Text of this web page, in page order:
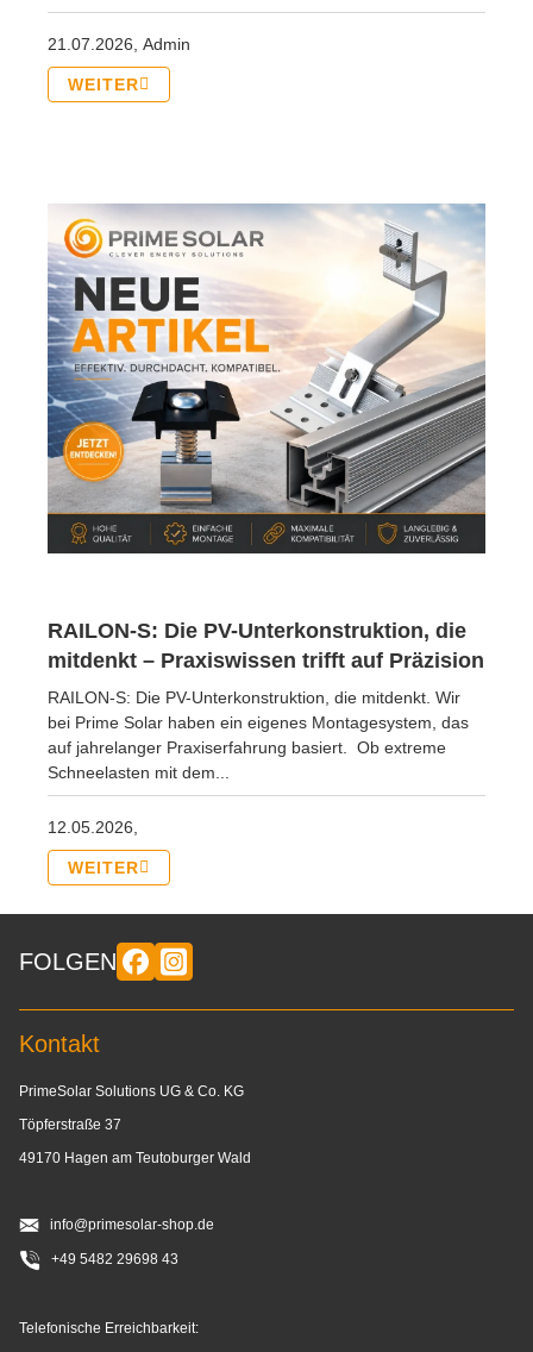
21.07.2026, Admin
WEITER
RAILON-S: Die PV-Unterkonstruktion, die
mitdenkt – Praxiswissen trifft auf Präzision
RAILON-S: Die PV-Unterkonstruktion, die mitdenkt. Wir
bei Prime Solar haben ein eigenes Montagesystem, das
auf jahrelanger Praxiserfahrung basiert. Ob extreme
Schneelasten mit dem...
12.05.2026,
WEITER
FOLGEN
Kontakt
PrimeSolar Solutions UG & Co. KG
Töpferstraße 37
49170 Hagen am Teutoburger Wald
info@primesolar-shop.de
+49 5482 29698 43
Telefonische Erreichbarkeit: